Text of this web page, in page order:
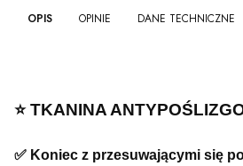
OPIS OPINIE DANE TECHNICZNE
⭐️ TKANINA
✅ Koniec z przesuwającymi się